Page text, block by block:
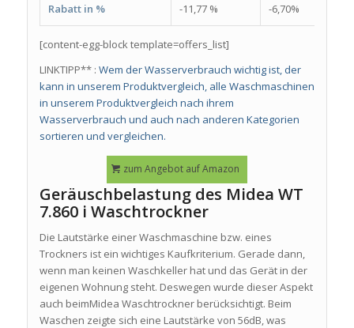
Rabatt in % -11,77 % -6,70%
[content-egg-block template=offers_list]
LINKTIPP** : Wem der Wasserverbrauch wichtig ist, der
kann in unserem Produktvergleich, alle Waschmaschinen
in unserem Produktvergleich nach ihrem
Wasserverbrauch und auch nach anderen Kategorien
sortieren und vergleichen.
zum Angebot auf Amazon
Geräuschbelastung des Midea WT
7.860 i Waschtrockner
Die Lautstärke einer Waschmaschine bzw. eines
Trockners ist ein wichtiges Kaufkriterium. Gerade dann,
wenn man keinen Waschkeller hat und das Gerät in der
eigenen Wohnung steht. Deswegen wurde dieser Aspekt
auch beimMidea Waschtrockner berücksichtigt. Beim
Waschen zeigte sich eine Lautstärke von 56dB, was